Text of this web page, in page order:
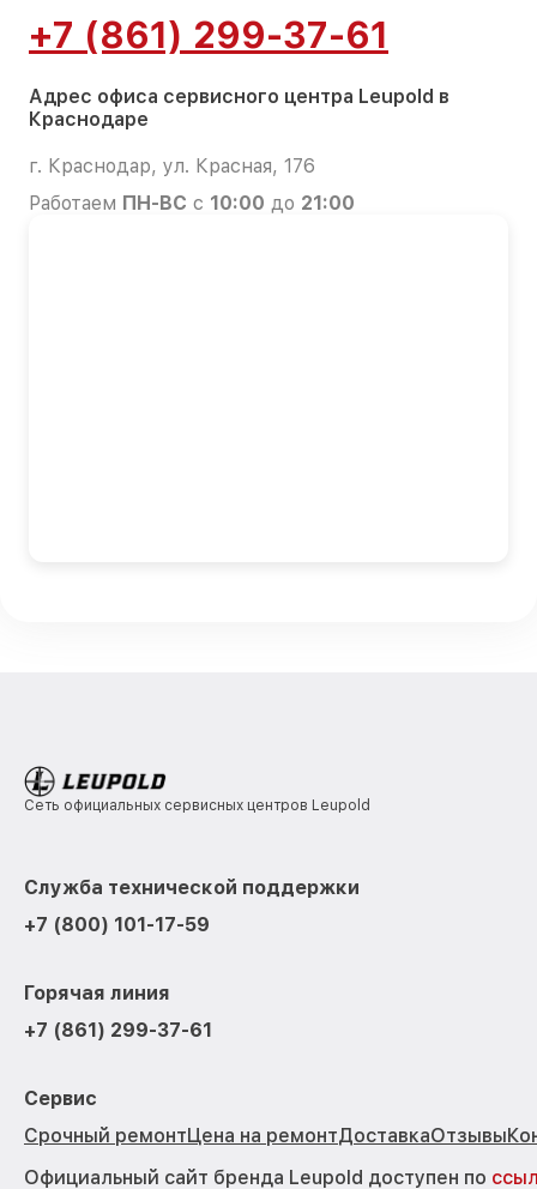
+7 (861) 299-37-61
Адрес офиса сервисного центра Leupold в
Краснодаре
г. Краснодар, ул. Красная, 176
Работаем ПН-ВС с 10:00 до 21:00
Сеть официальных сервисных центров Leupold
Служба технической поддержки
+7 (800) 101-17-59
Горячая линия
+7 (861) 299-37-61
Сервис
Срочный ремонтЦена на ремонтДоставкаОтзывы
Официальный сайт бренда Leupold доступен по